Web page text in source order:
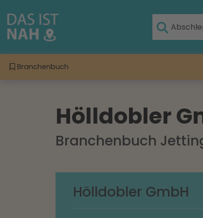
Branchenbuch
Hölldobler
Branchenbuch
Hölldobler GmbH